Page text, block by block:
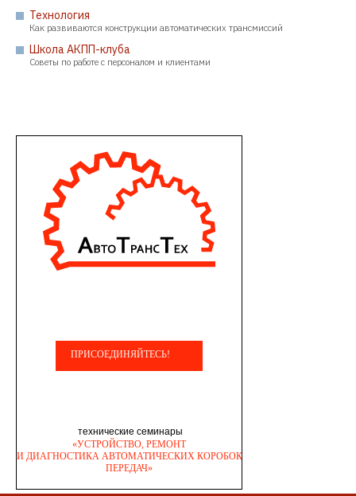
Технология
Как развиваются конструкции автоматических трансмиссий
Школа АКПП-клуба
Советы по работе с персоналом и клиентами